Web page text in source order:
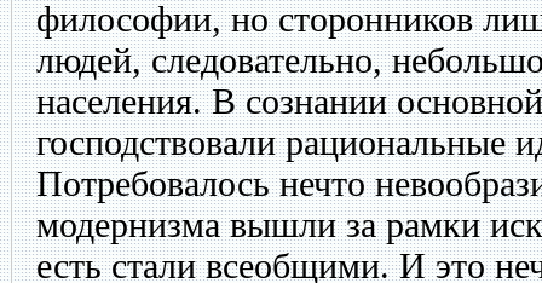
философии, но сторонников
людей, следовательно,
населения. В сознании
господствовали рациональные
Потребовалось нечто
модернизма вышли за рамки
есть стали всеобщими. И это